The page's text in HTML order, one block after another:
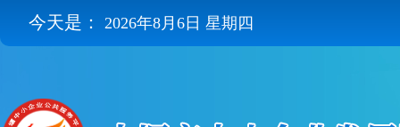
今天是： 2026年8月6日 星期四